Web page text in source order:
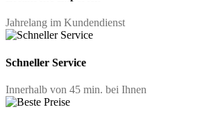
Jahrelang im Kundendienst
Schneller Service
Innerhalb von 45 min. bei Ihnen